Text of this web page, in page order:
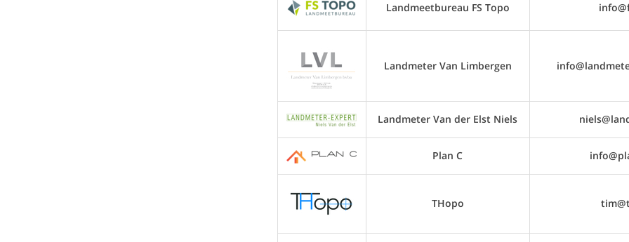
Landmeetbureau FS Topo
Landmeter Van Limbergen
Landmeter Van der Elst Niels
Plan C
THopo